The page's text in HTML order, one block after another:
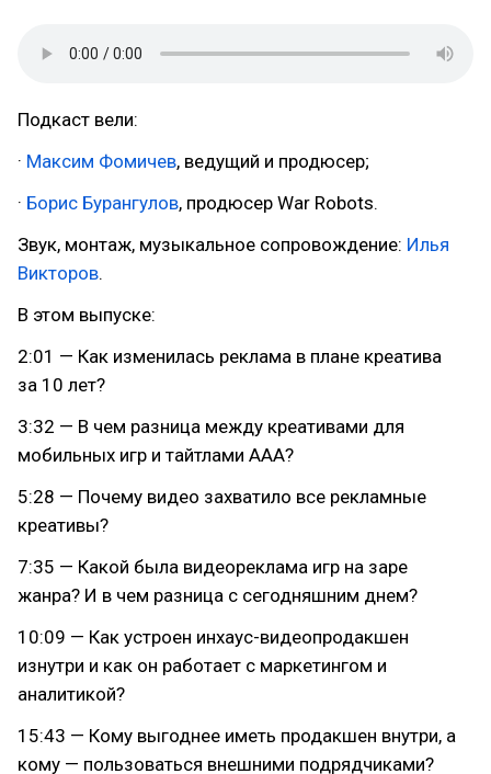
Подкаст вели:
· Максим Фомичев, ведущий и продюсер;
· Борис Бурангулов, продюсер War Robots.
Звук, монтаж, музыкальное сопровождение: Илья
Викторов.
В этом выпуске:
2:01 — Как изменилась реклама в плане креатива
за 10 лет?
3:32 — В чем разница между креативами для
мобильных игр и тайтлами ААА?
5:28 — Почему видео захватило все рекламные
креативы?
7:35 — Какой была видеореклама игр на заре
жанра? И в чем разница с сегодняшним днем?
10:09 — Как устроен инхаус-видеопродакшен
изнутри и как он работает с маркетингом и
аналитикой?
15:43 — Кому выгоднее иметь продакшен внутри, а
кому — пользоваться внешними подрядчиками?